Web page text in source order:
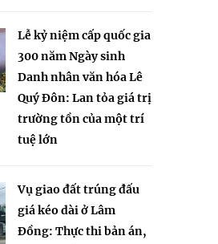
Lễ kỷ niệm cấp quốc gia
300 năm Ngày sinh
Danh nhân văn hóa Lê
Quý Đôn: Lan tỏa giá trị
trường tồn của một trí
tuệ lớn
Vụ giao đất trúng đấu
giá kéo dài ở Lâm
Đồng: Thực thi bản án,